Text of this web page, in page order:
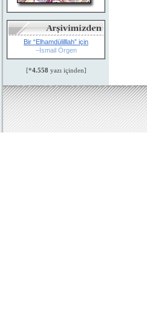
Bir “Elhamdülilllah” için
–İsmail Örgen
[*4.558 yazı içinden]